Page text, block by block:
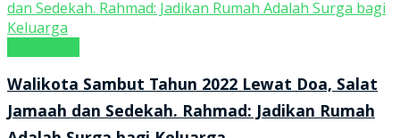
Walikota Sambut Tahun 2022 Lewat Doa, Salat
Jamaah dan Sedekah. Rahmad: Jadikan Rumah